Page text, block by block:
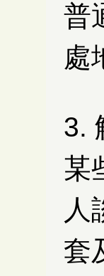
普
處
3.
某
人
套